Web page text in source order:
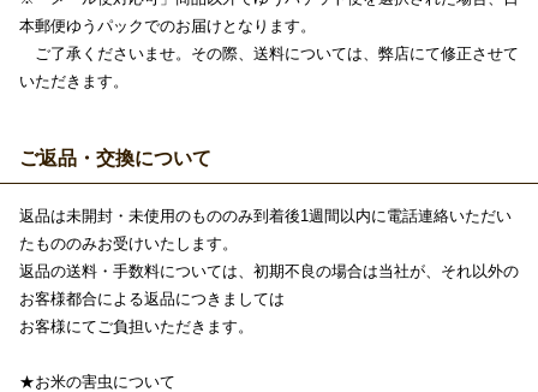
本郵便ゆうパックでのお届けとなります。
ご了承くださいませ。その際、送料については、弊店にて修正させて
いただきます。
ご返品・交換について
返品は未開封・未使用のもののみ到着後1週間以内に電話連絡いただい
たもののみお受けいたします。
返品の送料・手数料については、初期不良の場合は当社が、それ以外の
お客様都合による返品につきましては
お客様にてご負担いただきます。
★お米の害虫について